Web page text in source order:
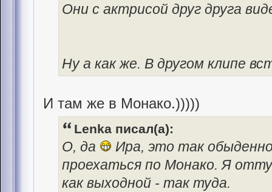
Они с актрисой друг друга
Ну а как же. В другом клипе
И там же в Монако.)))))
Lenka писал(а):
О, да
Ира, это так
проехаться по Монако. Я
как выходной - так туда.